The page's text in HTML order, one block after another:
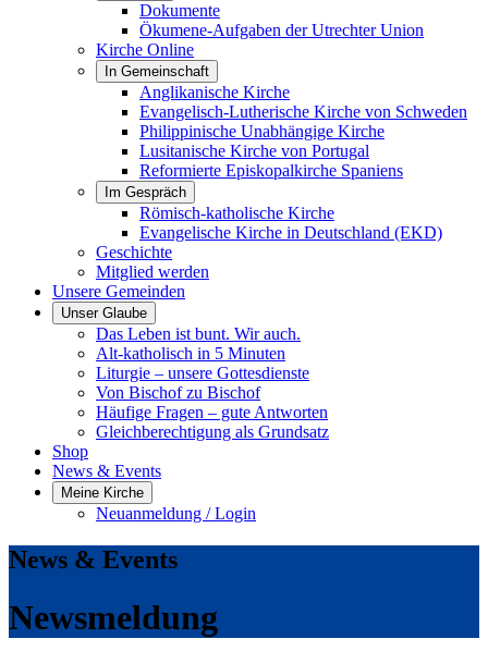
Dokumente
Ökumene-Aufgaben der Utrechter Union
Kirche Online
In Gemeinschaft
Anglikanische Kirche
Evangelisch-Lutherische Kirche von Schweden
Philippinische Unabhängige Kirche
Lusitanische Kirche von Portugal
Reformierte Episkopalkirche Spaniens
Im Gespräch
Römisch-katholische Kirche
Evangelische Kirche in Deutschland (EKD)
Geschichte
Mitglied werden
Unsere Gemeinden
Unser Glaube
Das Leben ist bunt. Wir auch.
Alt-katholisch in 5 Minuten
Liturgie – unsere Gottesdienste
Von Bischof zu Bischof
Häufige Fragen – gute Antworten
Gleichberechtigung als Grundsatz
Shop
News & Events
Meine Kirche
Neuanmeldung / Login
News & Events
Newsmeldung